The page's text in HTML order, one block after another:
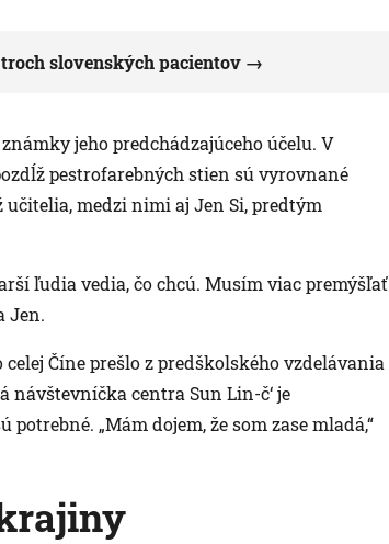
slovenských pacientov
jeho predchádzajúceho účelu. V
pestrofarebných stien sú vyrovnané
medzi nimi aj Jen Si, predtým
ľudia vedia, čo chcú. Musím viac premýšľať
Jen.
Číne prešlo z predškolského vzdelávania
návštevníčka centra Sun Lin-č‘ je
„Mám dojem, že som zase mladá,“